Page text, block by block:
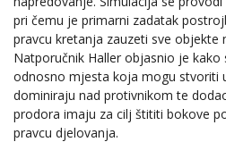
pri čemu je primarni zadatak
pravcu kretanja zauzeti sve objekte
Natporučnik Haller objasnio je
odnosno mjesta koja mogu stvoriti
dominiraju nad protivnikom te
prodora imaju za cilj štititi bokove
pravcu djelovanja.